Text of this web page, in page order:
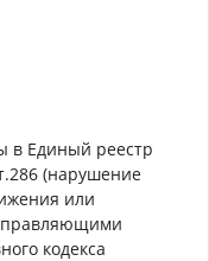
в Единый реестр
(нарушение
или
кодекса